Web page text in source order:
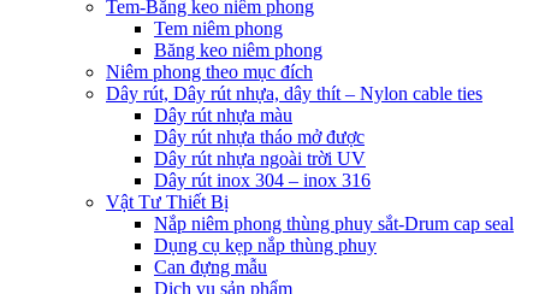
Tem-Băng keo niêm phong
Tem niêm phong
Băng keo niêm phong
Niêm phong theo mục đích
Dây rút, Dây rút nhựa, dây thít – Nylon cable ties
Dây rút nhựa màu
Dây rút nhựa tháo mở được
Dây rút nhựa ngoài trời UV
Dây rút inox 304 – inox 316
Vật Tư Thiết Bị
Nắp niêm phong thùng phuy sắt-Drum cap seal
Dụng cụ kẹp nắp thùng phuy
Can đựng mẫu
Dịch vụ sản phẩm